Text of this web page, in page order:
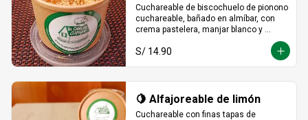
Cuchareable de biscochuelo de pionono
cuchareable, bañado en almíbar, con
crema pastelera, manjar blanco y
fudge. Suave, dulce y una delicia que
se disfruta a cucharadas.
S/ 14.90
🍋 Alfajoreable de limón
Cuchareable con finas tapas de